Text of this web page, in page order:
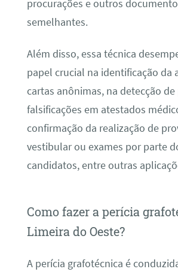
procurações e outros
semelhantes.
Além disso, essa técnica
papel crucial na identificação da
cartas anônimas, na detecção de
falsificações em atestados
confirmação da realização de
vestibular ou exames por parte
candidatos, entre outras
Como fazer a perícia
Limeira do Oeste?
A perícia grafotécnica é